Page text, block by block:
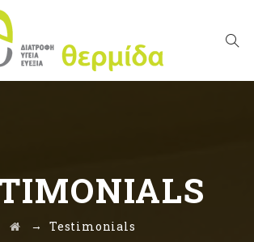
→ Testimonials